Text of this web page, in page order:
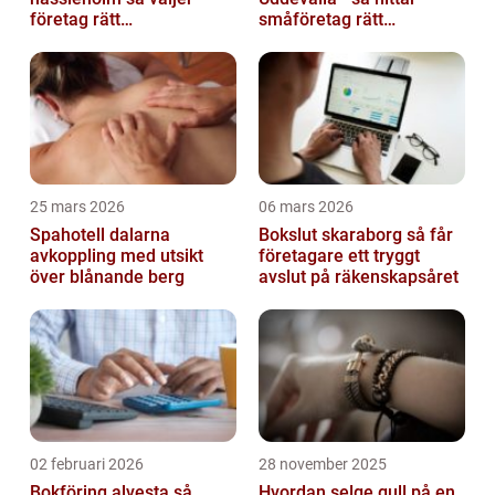
företag rätt
småföretag rätt
25 mars 2026
Spahotell dalarna
avkoppling med utsikt
över blånande berg
06 mars 2026
Bokslut skaraborg så får
företagare ett tryggt
avslut på räkenskapsåret
02 februari 2026 28 november 2025